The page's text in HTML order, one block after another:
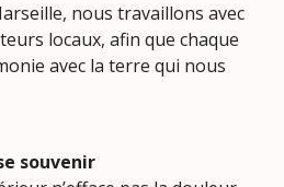
nous travaillons avec
locaux, afin que chaque
avec la terre qui nous
souvenir